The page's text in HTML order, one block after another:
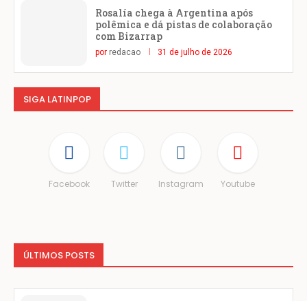
Rosalía chega à Argentina após
polêmica e dá pistas de colaboração
com Bizarrap
por redacao 31 de julho de 2026
SIGA LATINPOP
Facebook Twitter Instagram Youtube
ÚLTIMOS POSTS